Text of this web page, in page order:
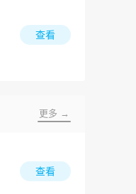
查看
更多 →
查看